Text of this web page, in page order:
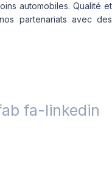
automobiles. Qualité et
partenariats avec des
fa-linkedin